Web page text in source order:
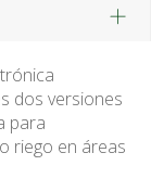
dos versiones
para
riego en áreas